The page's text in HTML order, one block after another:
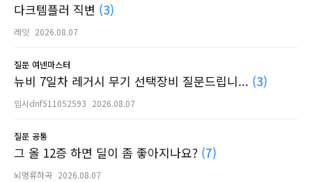
다크템플러 직변 (3)
레잇 2026.08.07
질문 여넨마스터
뉴비 7일차 레거시 무기 선택장비 질문드립니... (3)
임시dnf511052593 2026.08.07
질문 공통
그 올 12증 하면 딜이 좀 좋아지나요? (7)
뇌명류하곡 2026.08.07